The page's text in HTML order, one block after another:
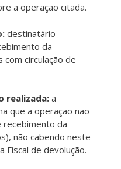
a operação citada.
destinatário
da
circulação de
realizada: a
que a operação não
recebimento da
não cabendo neste
Fiscal de devolução.